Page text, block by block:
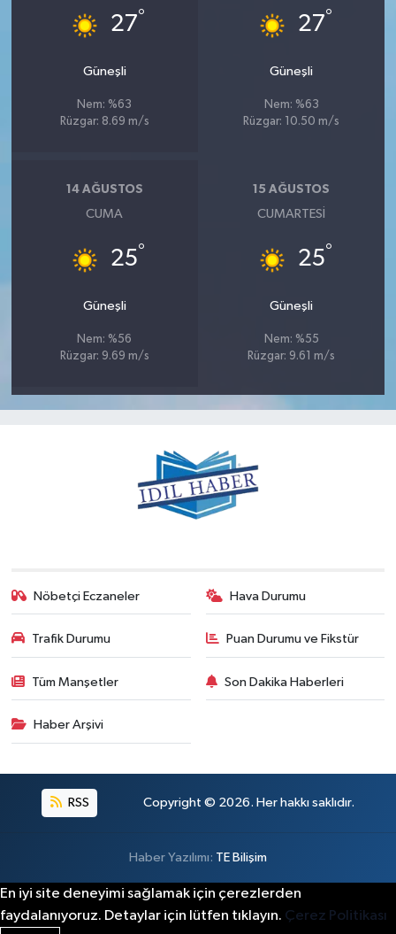
27°
Güneşli
Nem: %63
Rüzgar: 8.69 m/s
27°
Güneşli
Nem: %63
Rüzgar: 10.50 m/s
14 AĞUSTOS
CUMA
25°
Güneşli
Nem: %56
Rüzgar: 9.69 m/s
15 AĞUSTOS
CUMARTESI
25°
Güneşli
Nem: %55
Rüzgar: 9.61 m/s
Nöbetçi Eczaneler Hava Durumu
Trafik Durumu Puan Durumu ve Fikstür
Tüm Manşetler Son Dakika Haberleri
Haber Arşivi
RSS Copyright © 2026. Her hakkı saklıdır.
Haber Yazılımı: TE Bilişim
En iyi site deneyimi sağlamak için çerezlerden
faydalanıyoruz. Detaylar için lütfen tıklayın. Çerez Politikası